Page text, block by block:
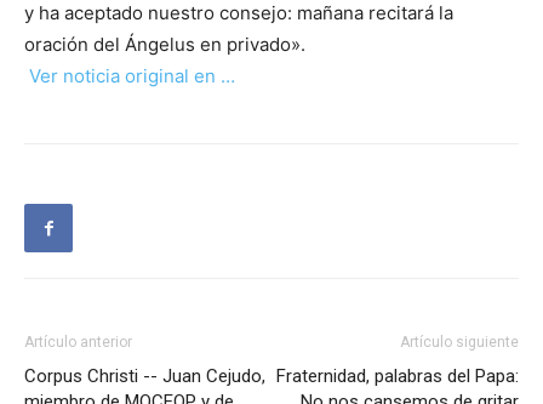
y ha aceptado nuestro consejo: mañana recitará la
oración del Ángelus en privado».
Ver noticia original en …
Artículo anterior
Corpus Christi -- Juan Cejudo,
Artículo siguiente
Fraternidad, palabras del Papa: